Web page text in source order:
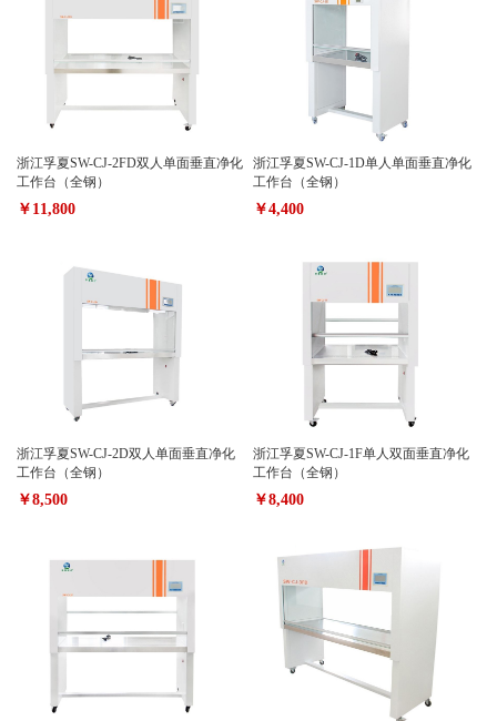
浙江孚夏SW-CJ-2FD双人单面垂直净化
工作台（全钢）
￥11,800
浙江孚夏SW-CJ-1D单人单面垂直净化
工作台（全钢）
￥4,400
浙江孚夏SW-CJ-2D双人单面垂直净化
工作台（全钢）
￥8,500
浙江孚夏SW-CJ-1F单人双面垂直净化
工作台（全钢）
￥8,400